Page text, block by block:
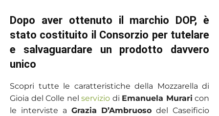
Dopo aver ottenuto il marchio DOP, è
stato costituito il Consorzio per tutelare
e salvaguardare un prodotto davvero
unico
Scopri tutte le caratteristiche della Mozzarella di
Gioia del Colle nel servizio di Emanuela Murari con
le interviste a Grazia D’Ambruoso del Caseificio